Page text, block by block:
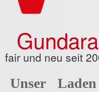
Gundara
fair und neu seit
Unser